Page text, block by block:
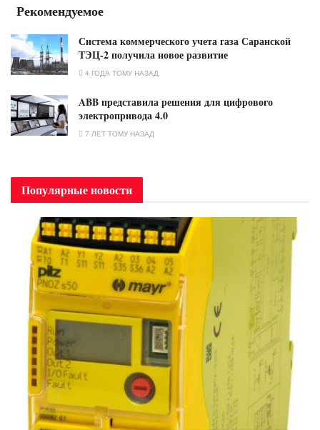
Рекомендуемое
Система коммерческого учета газа Саранской
ТЭЦ-2 получила новое развитие
4 ГОДА ТОМУ НАЗАД
ABB представила решения для цифрового
электропривода 4.0
7 ЛЕТ ТОМУ НАЗАД
Популярные новости